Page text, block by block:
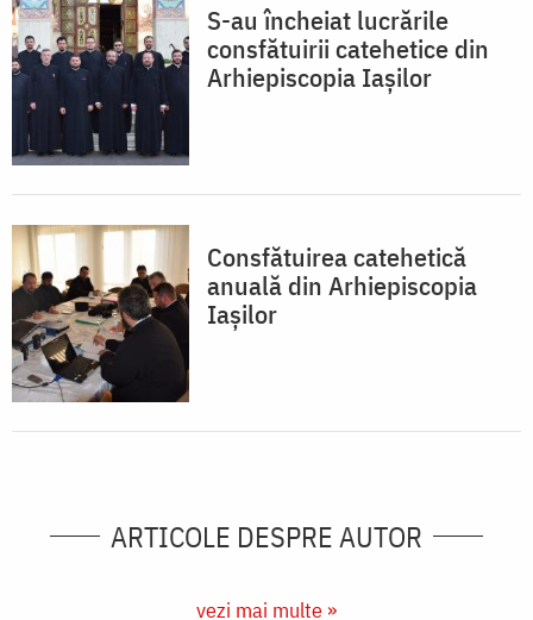
S-au încheiat lucrările
consfătuirii catehetice din
Arhiepiscopia Iaşilor
Consfătuirea catehetică
anuală din Arhiepiscopia
Iaşilor
ARTICOLE DESPRE AUTOR
vezi mai multe »